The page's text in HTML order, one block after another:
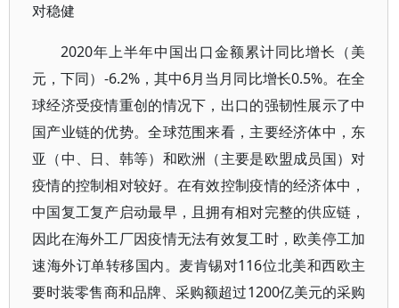
对稳健
2020年上半年中国出口金额累计同比增长（美
元，下同）-6.2%，其中6月当月同比增长0.5%。在全
球经济受疫情重创的情况下，出口的强韧性展示了中
国产业链的优势。全球范围来看，主要经济体中，东
亚（中、日、韩等）和欧洲（主要是欧盟成员国）对
疫情的控制相对较好。在有效控制疫情的经济体中，
中国复工复产启动最早，且拥有相对完整的供应链，
因此在海外工厂因疫情无法有效复工时，欧美停工加
速海外订单转移国内。麦肯锡对116位北美和西欧主
要时装零售商和品牌、采购额超过1200亿美元的采购